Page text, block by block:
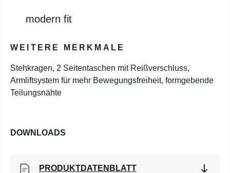
modern fit
WEITERE MERKMALE
Stehkragen, 2 Seitentaschen mit Reißverschluss,
Armliftsystem für mehr Bewegungsfreiheit, formgebende
Teilungsnähte
DOWNLOADS
PRODUKTDATENBLATT